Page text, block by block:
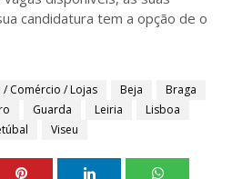
candidatura tem a opção de o
/ Comércio / Lojas Beja
Braga
Guarda Leiria
Lisboa
Viseu